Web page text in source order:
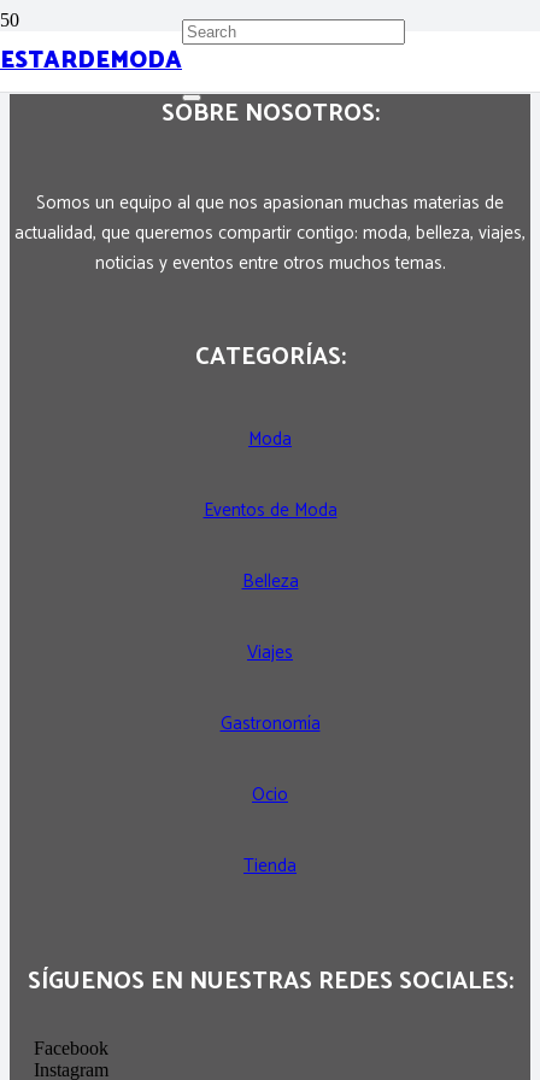
ESTARDEMODA
SOBRE NOSOTROS:
Somos un equipo al que nos apasionan muchas materias de
actualidad, que queremos compartir contigo: moda, belleza, viajes,
noticias y eventos entre otros muchos temas.
CATEGORÍAS:
Moda
Eventos de Moda
Belleza
Viajes
Gastronomía
Ocio
Tienda
SÍGUENOS EN NUESTRAS REDES SOCIALES:
Facebook
Instagram